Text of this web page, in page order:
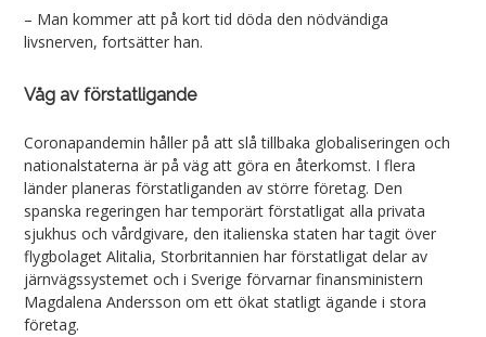
– Man kommer att på kort tid döda den nödvändiga
livsnerven, fortsätter han.
Våg av förstatligande
Coronapandemin håller på att slå tillbaka globaliseringen och
nationalstaterna är på väg att göra en återkomst. I flera
länder planeras förstatliganden av större företag. Den
spanska regeringen har temporärt förstatligat alla privata
sjukhus och vårdgivare, den italienska staten har tagit över
flygbolaget Alitalia, Storbritannien har förstatligat delar av
järnvägssystemet och i Sverige förvarnar finansministern
Magdalena Andersson om ett ökat statligt ägande i stora
företag.